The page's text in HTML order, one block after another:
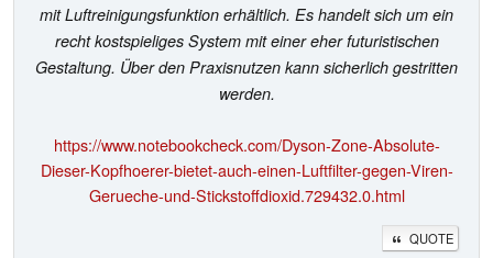
mit Luftreinigungsfunktion erhältlich. Es handelt sich um ein
recht kostspieliges System mit einer eher futuristischen
Gestaltung. Über den Praxisnutzen kann sicherlich gestritten
werden.
https://www.notebookcheck.com/Dyson-Zone-Absolute-
Dieser-Kopfhoerer-bietet-auch-einen-Luftfilter-gegen-Viren-
Gerueche-und-Stickstoffdioxid.729432.0.html
QUOTE